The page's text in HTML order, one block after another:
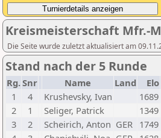
Kreismeisterschaft Mfr.-
Die Seite wurde zuletzt aktualisiert am
Stand nach der 5 Runde
Rg.Snr Name Land Elo
1
4 Krushevsky, Ivan 1689
2
1 Seliger, Patrick 1349
3
2 Scheirich, Anton GER 1749